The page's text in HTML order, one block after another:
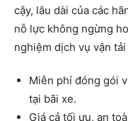
cậy, lâu dài của các
nỗ lực không ngừng
nghiệm dịch vụ vận
Miễn phí đóng gói
tại bãi xe.
Giá cả tối ưu, an